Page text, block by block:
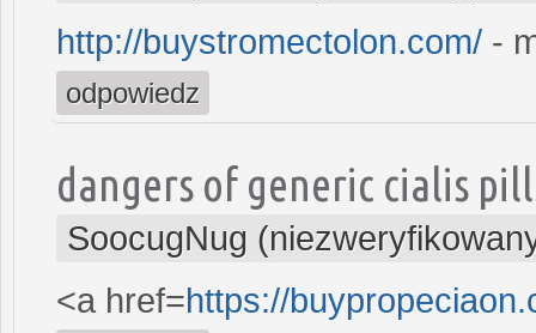
http://buystromectolon.com/ -
odpowiedz
dangers of generic cialis
SoocugNug
<a href=https://